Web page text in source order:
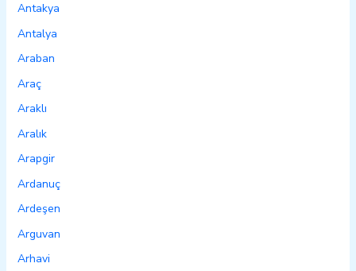
Antakya
Antalya
Araban
Araç
Araklı
Aralık
Arapgir
Ardanuç
Ardeşen
Arguvan
Arhavi